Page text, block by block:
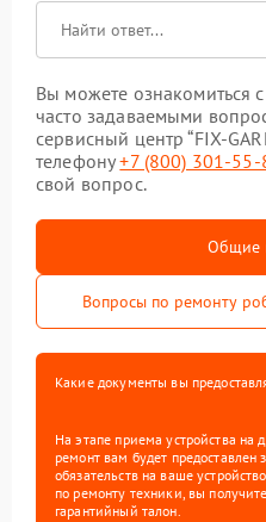
Вы можете ознакомиться
часто задаваемыми
сервисный центр “FIX-
телефону+7 (800) 301-55-
свой вопрос.
Общие
Вопросы по ремонту
Какие документы вы
На этапе приема устройства на
ремонт вам будет предоставлен
обязательств на ваше
по ремонту техники, вы
гарантийный талон.